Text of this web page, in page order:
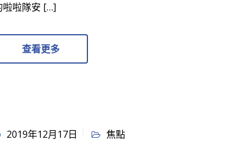
啦啦隊安 […]
查看更多
2019年12月17日 焦點